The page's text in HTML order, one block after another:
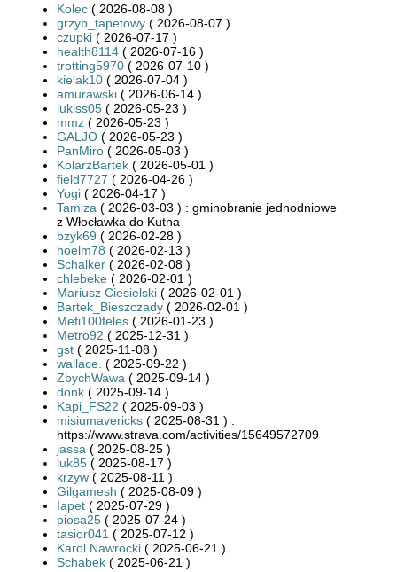
Kolec ( 2026-08-08 )
grzyb_tapetowy ( 2026-08-07 )
czupki ( 2026-07-17 )
health8114 ( 2026-07-16 )
trotting5970 ( 2026-07-10 )
kielak10 ( 2026-07-04 )
amurawski ( 2026-06-14 )
lukiss05 ( 2026-05-23 )
mmz ( 2026-05-23 )
GALJO ( 2026-05-23 )
PanMiro ( 2026-05-03 )
KolarzBartek ( 2026-05-01 )
field7727 ( 2026-04-26 )
Yogi ( 2026-04-17 )
Tamiza ( 2026-03-03 ) : gminobranie jednodniowe
z Włocławka do Kutna
bzyk69 ( 2026-02-28 )
hoelm78 ( 2026-02-13 )
Schalker ( 2026-02-08 )
chlebeke ( 2026-02-01 )
Mariusz Ciesielski ( 2026-02-01 )
Bartek_Bieszczady ( 2026-02-01 )
Mefi100feles ( 2026-01-23 )
Metro92 ( 2025-12-31 )
gst ( 2025-11-08 )
wallace. ( 2025-09-22 )
ZbychWawa ( 2025-09-14 )
donk ( 2025-09-14 )
Kapi_FS22 ( 2025-09-03 )
misiumavericks ( 2025-08-31 ) :
https://www.strava.com/activities/15649572709
jassa ( 2025-08-25 )
luk85 ( 2025-08-17 )
krzyw ( 2025-08-11 )
Gilgamesh ( 2025-08-09 )
Iapet ( 2025-07-29 )
piosa25 ( 2025-07-24 )
tasior041 ( 2025-07-12 )
Karol Nawrocki ( 2025-06-21 )
Schabek ( 2025-06-21 )